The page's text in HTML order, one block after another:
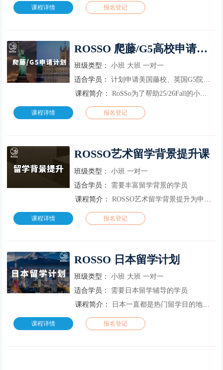
课程详情 报名登记
ROSSO 爬藤/G5高校申请计划
班级类型： 小班 大班 一对一
适合学员：
计划申请美国藤校、英国G5院校的学员
课程简介：
RoSSo为了帮助25/26Fall的小伙伴如果打算在本科就前往美国藤校/英国G5等TOP级综合大U院校学习，特地推出了艺术留学助力神器—RoSSo 爬藤/G5高校申请计划。
课程详情 报名登记
ROSSO艺术留学背景提升课
班级类型： 小班 一对一
适合学员：
需要丰富留学背景的学员
课程简介：
ROSSO艺术留学背景提升为申请知名院校增加筹码。本课程采用英美艺术院校 Studio 教学模式，基于学生背景（学校／实习经历／参赛经验／策划组织能力等），挖掘出自身独具潜力的特点。课程采用欧美艺术名...
课程详情 报名登记
ROSSO 日本留学计划
班级类型： 小班 大班 一对一
适合学员：
需要日本留学辅导的学员
课程简介：
日本一直都是热门留学目的地，在建筑、服饰、动画、游戏等艺术领域长期处于世界顶尖水平，吸引了不少艺术学子。RoSSo引进了日本教学模式，六大科系，旨在融会贯通多个艺术专业的思维与技能，培养学生的跨学科综...
课程详情 报名登记